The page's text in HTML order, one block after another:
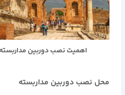
اهمیت نصب دوربین
محل نصب دوربین مداربسته